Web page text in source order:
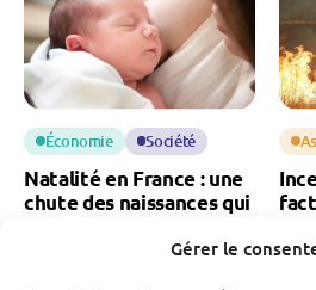
Gérer le
Économie Société
Natalité en France : une
chute des naissances qui